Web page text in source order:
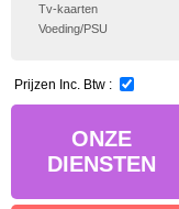
Tv-kaarten
Voeding/PSU
Prijzen Inc. Btw :
ONZE
DIENSTEN